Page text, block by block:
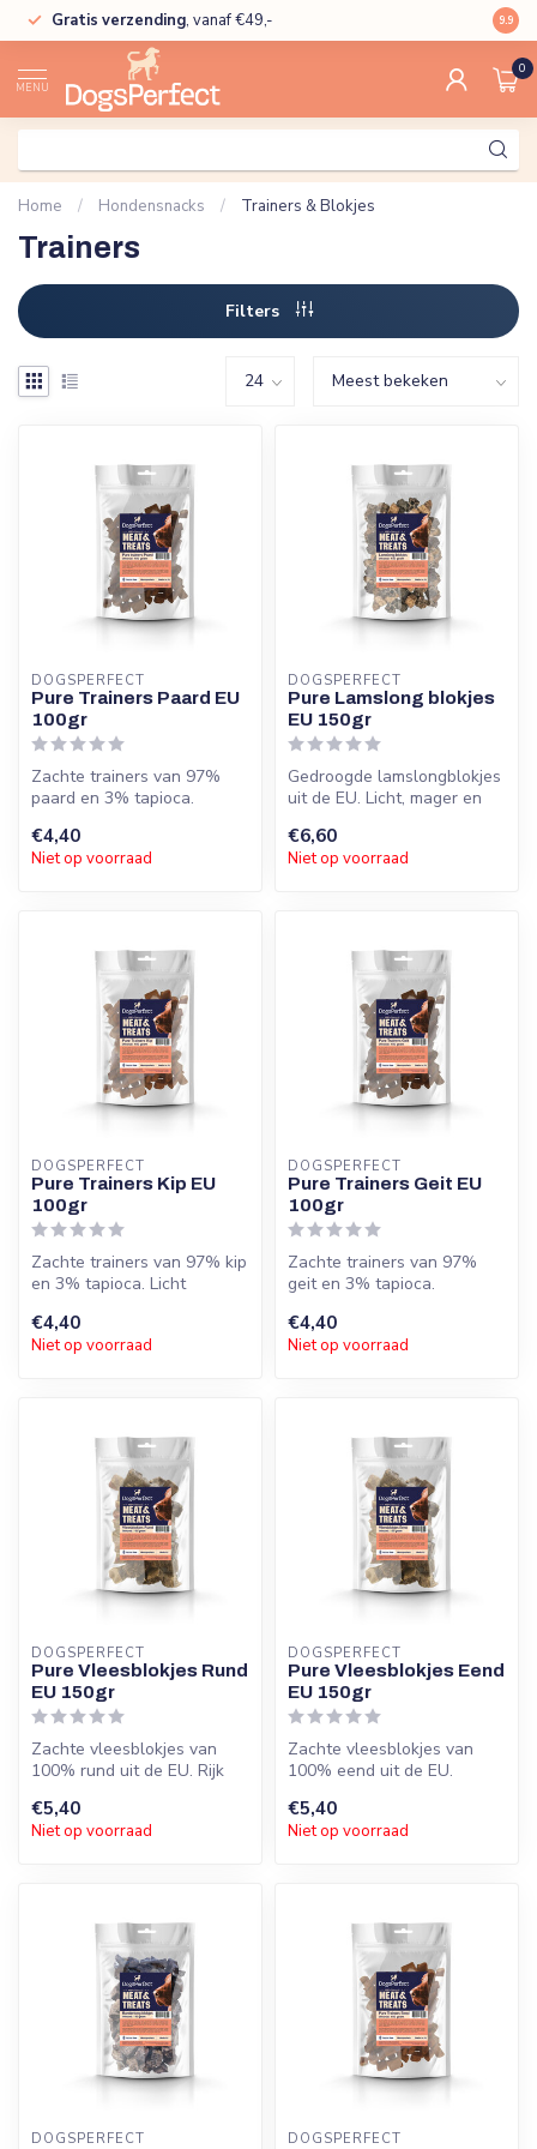
Gratis verzending, vanaf €49,- 9.9
MENU
0
Home / Hondensnacks / Trainers & Blokjes
Trainers
Filters
DOGSPERFECT
Pure Trainers Paard EU
100gr
Zachte trainers van 97%
paard en 3% tapioca.
verteerbaar en...
€4,40
Niet op voorraad
DOGSPERFECT
Pure Lamslong blokjes
EU 150gr
Gedroogde lamslongblokjes
uit de EU. Licht, mager en
Hypoallerg...
€6,60
Niet op voorraad
DOGSPERFECT
Pure Trainers Kip EU
100gr
Zachte trainers van 97% kip
en 3% tapioca. Licht
zonde...
€4,40
Niet op voorraad
DOGSPERFECT
Pure Trainers Geit EU
100gr
Zachte trainers van 97%
geit en 3% tapioca.
verteerbaar en ...
€4,40
Niet op voorraad
DOGSPERFECT
Pure Vleesblokjes Rund
EU 150gr
Zachte vleesblokjes van
100% rund uit de EU. Rijk
toevoegin...
€5,40
Niet op voorraad
DOGSPERFECT
Pure Vleesblokjes Eend
EU 150gr
Zachte vleesblokjes van
100% eend uit de EU.
toevoegingen....
€5,40
Niet op voorraad
DOGSPERFECT DOGSPERFECT